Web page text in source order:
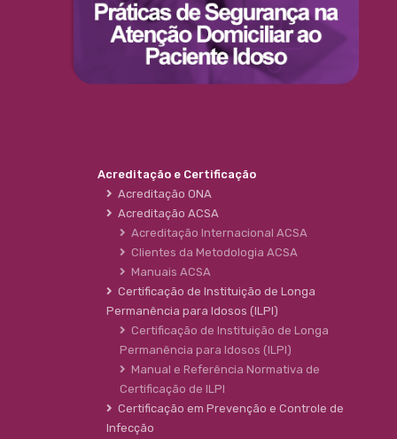
Acreditação e Certificação
Acreditação ONA
Acreditação ACSA
Acreditação Internacional ACSA
Clientes da Metodologia ACSA
Manuais ACSA
Certificação de Instituição de Longa
Permanência para Idosos (ILPI)
Certificação de Instituição de Longa
Permanência para Idosos (ILPI)
Manual e Referência Normativa de
Certificação de ILPI
Certificação em Prevenção e Controle de
Infecção